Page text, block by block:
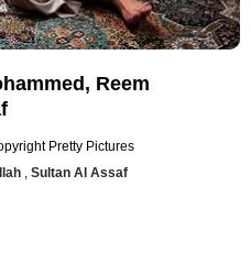
Reem
Pretty Pictures
, Sultan Al Assaf